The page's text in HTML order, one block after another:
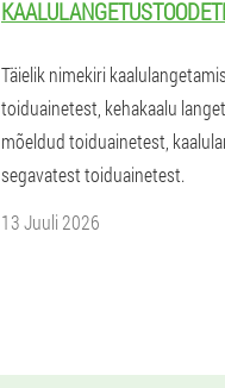
Täielik nimekiri
toiduainetest, kehakaalu
mõeldud toiduainetest,
segavatest toiduainetest.
13 Juuli 2026